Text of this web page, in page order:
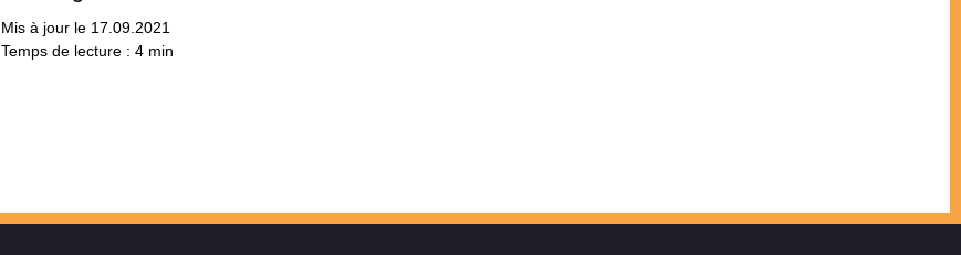
Mis à jour le 17.09.2021
Temps de lecture : 4 min